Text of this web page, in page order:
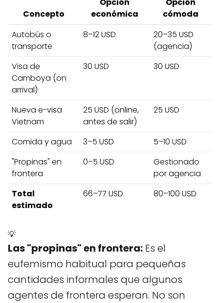
Concepto
Opción
económica
Opción
cómoda
Autobús o
transporte
8–12 USD
20–35 USD
(agencia)
Visa de
Camboya (on
arrival)
30 USD 30 USD
Nueva e-visa
Vietnam
25 USD (online,
antes de salir)
25 USD
Comida y agua 3–5 USD
5–10 USD
"Propinas" en
frontera
0–5 USD
Gestionado
por agencia
Total
estimado
66–77 USD 80–100 USD
💡
Las "propinas" en frontera: Es el
eufemismo habitual para pequeñas
cantidades informales que algunos
agentes de frontera esperan. No son